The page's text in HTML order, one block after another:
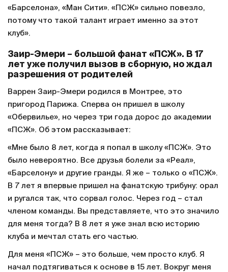
«Барселона», «Ман Сити». «ПСЖ» сильно повезло,
потому что такой талант играет именно за этот
клуб».
Заир-Эмери – большой фанат «ПСЖ». В 17
лет уже получил вызов в сборную, но ждал
разрешения от родителей
Варрен Заир-Эмери родился в Монтрее, это
пригород Парижа. Сперва он пришел в школу
«Обервилье», но через три года дорос до академии
«ПСЖ». Об этом рассказывает:
«Мне было 8 лет, когда я попал в школу «ПСЖ». Это
было невероятно. Все друзья болели за «Реал»,
«Барселону» и другие гранды. Я же – только о «ПСЖ».
В 7 лет я впервые пришел на фанатскую трибуну: орал
и ругался так, что сорвал голос. Через год – стал
членом команды. Вы представляете, что это значило
для меня тогда? В 8 лет я уже знал всю историю
клуба и мечтал стать его частью.
Для меня «ПСЖ» – это больше, чем просто клуб. Я
начал подтягиваться к основе в 15 лет. Вокруг меня